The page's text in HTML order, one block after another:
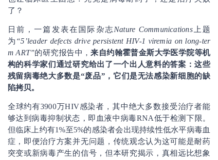
了？
日前，一篇发表在国际杂志Nature Communications上题
为 “5’leader defects drive persistent HIV-1 viremia on long-ter
m ART”的研究报告中，来自约翰霍普金斯大学医学院等机
构的科学家们通过研究给出了一个出人意料的答案：这些
残留病毒绝大多数是“废品”，它们是无法感染新细胞的缺
陷拷贝。
全球约有3900万HIV感染者，其中绝大多数接受治疗者能
够达到病毒抑制状态，即血液中病毒RNA低于检测下限。
但临床上约有1%至5%的感染者会出现持续性低水平病毒血
症，即便治疗方案并无问题，传统观念认为这可能是耐药
突变或新病毒产生的信号，但本研究揭示，真相远比想象